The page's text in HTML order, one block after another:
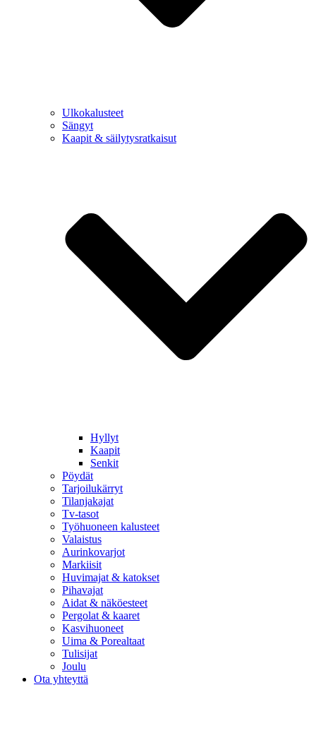
Ulkokalusteet
Sängyt
Kaapit & säilytysratkaisut
Hyllyt
Kaapit
Senkit
Pöydät
Tarjoilukärryt
Tilanjakajat
Tv-tasot
Työhuoneen kalusteet
Valaistus
Aurinkovarjot
Markiisit
Huvimajat & katokset
Pihavajat
Aidat & näköesteet
Pergolat & kaaret
Kasvihuoneet
Uima & Porealtaat
Tulisijat
Joulu
Ota yhteyttä